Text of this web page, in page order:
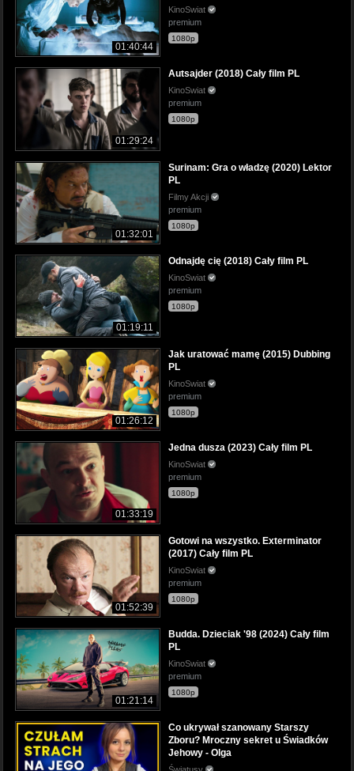
01:40:44
KinoSwiat
premium
1080p
01:29:24
Autsajder (2018) Cały film PL
KinoSwiat
premium
1080p
01:32:01
Surinam: Gra o władzę (2020) Lektor
PL
Filmy Akcji
premium
1080p
01:19:11
Odnajdę cię (2018) Cały film PL
KinoSwiat
premium
1080p
01:26:12
Jak uratować mamę (2015) Dubbing
PL
KinoSwiat
premium
1080p
01:33:19
Jedna dusza (2023) Cały film PL
KinoSwiat
premium
1080p
01:52:39
Gotowi na wszystko. Exterminator
(2017) Cały film PL
KinoSwiat
premium
1080p
01:21:14
Budda. Dzieciak '98 (2024) Cały film
PL
KinoSwiat
premium
1080p
Co ukrywał szanowany Starszy
Zboru? Mroczny sekret u Świadków
Jehowy - Olga